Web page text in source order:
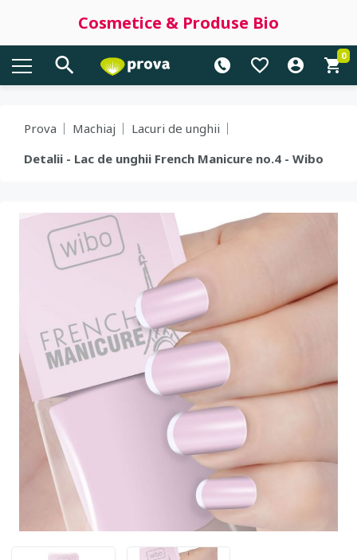
Cosmetice & Produse Bio
0
Prova Machiaj
Lacuri de unghii
Detalii - Lac de unghii French Manicure no.4 - Wibo